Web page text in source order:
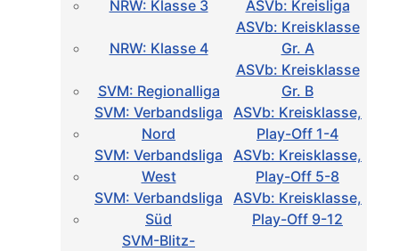
NRW: Klasse 3
ASVb: Kreisliga
NRW: Klasse 4
ASVb: Kreisklasse
Gr. A
SVM: Regionalliga
ASVb: Kreisklasse
Gr. B
SVM: Verbandsliga
Nord
ASVb: Kreisklasse,
Play-Off 1-4
SVM: Verbandsliga
West
ASVb: Kreisklasse,
Play-Off 5-8
SVM: Verbandsliga
Süd
ASVb: Kreisklasse,
Play-Off 9-12
SVM-Blitz-